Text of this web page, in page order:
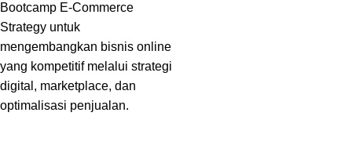
Bootcamp E-Commerce
Strategy untuk
mengembangkan bisnis online
yang kompetitif melalui strategi
digital, marketplace, dan
optimalisasi penjualan.